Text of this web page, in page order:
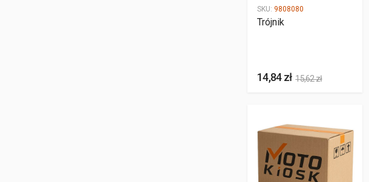
SKU: 9808080
Trójnik
14,84 zł 15,62 zł